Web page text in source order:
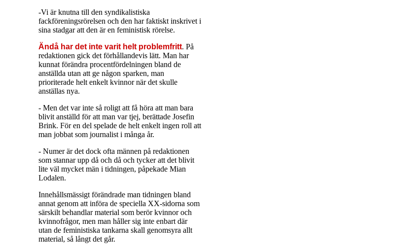
-Vi är knutna till den syndikalistiska
fackföreningsrörelsen och den har faktiskt inskrivet i
sina stadgar att den är en feministisk rörelse.
Ändå har det inte varit helt problemfritt. På
redaktionen gick det förhållandevis lätt. Man har
kunnat förändra procentfördelningen bland de
anställda utan att ge någon sparken, man
prioriterade helt enkelt kvinnor när det skulle
anställas nya.
- Men det var inte så roligt att få höra att man bara
blivit anställd för att man var tjej, berättade Josefin
Brink. För en del spelade de helt enkelt ingen roll att
man jobbat som journalist i många år.
- Numer är det dock ofta männen på redaktionen
som stannar upp då och då och tycker att det blivit
lite väl mycket män i tidningen, påpekade Mian
Lodalen.
Innehållsmässigt förändrade man tidningen bland
annat genom att införa de speciella XX-sidorna som
särskilt behandlar material som berör kvinnor och
kvinnofrågor, men man håller sig inte enbart där
utan de feministiska tankarna skall genomsyra allt
material, så långt det går.